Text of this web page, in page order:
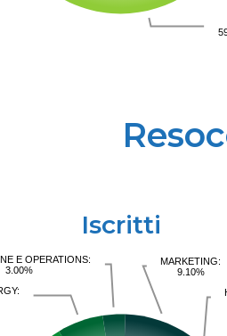
Iscritti
E OPERATIONS:
3.00%
MARKETING:
9.10%